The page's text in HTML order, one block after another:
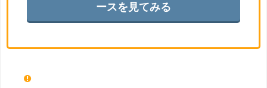
ースを見てみる
Power Automateについて詳しく解説します